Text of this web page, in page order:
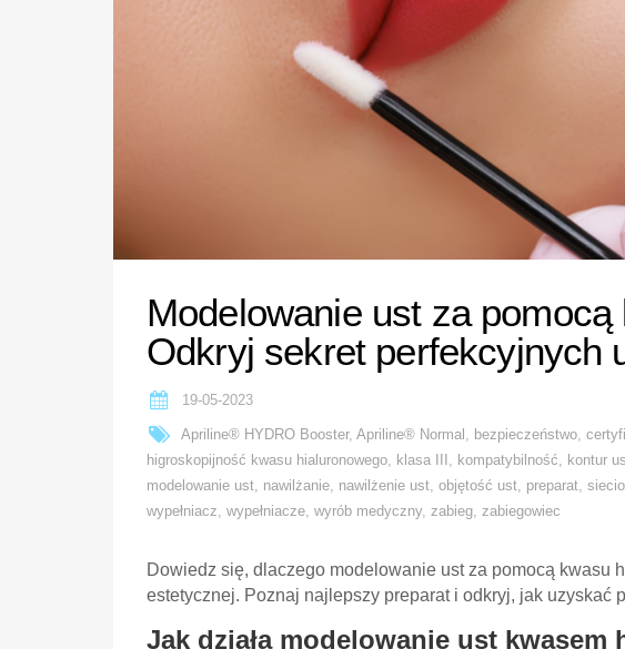
Modelowanie ust za
Odkryj sekret perfekcyjnych
19-05-2023
Apriline® HYDRO Booster, Apriline® Normal , bezpieczeństwo,
higroskopijność kwasu hialuronowego, klasa III , kompatybilność, kontur
modelowanie ust, nawilżanie, nawilżenie ust, objętość ust, preparat,
wypełniacz, wypełniacze, wyrób medyczny, zabieg, zabiegowiec
Dowiedz się, dlaczego modelowanie ust za pomocą kwasu
estetycznej. Poznaj najlepszy preparat i odkryj, jak uzyskać
Jak działa modelowanie ust